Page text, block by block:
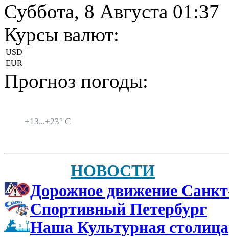
Суббота, 8 Августа 01:37
Курсы валют:
USD
EUR
Прогноз погоды:
+13...+23° C
НОВОСТИ
Дорожное движение
Спортивный Петербург
Наша Культурная столица